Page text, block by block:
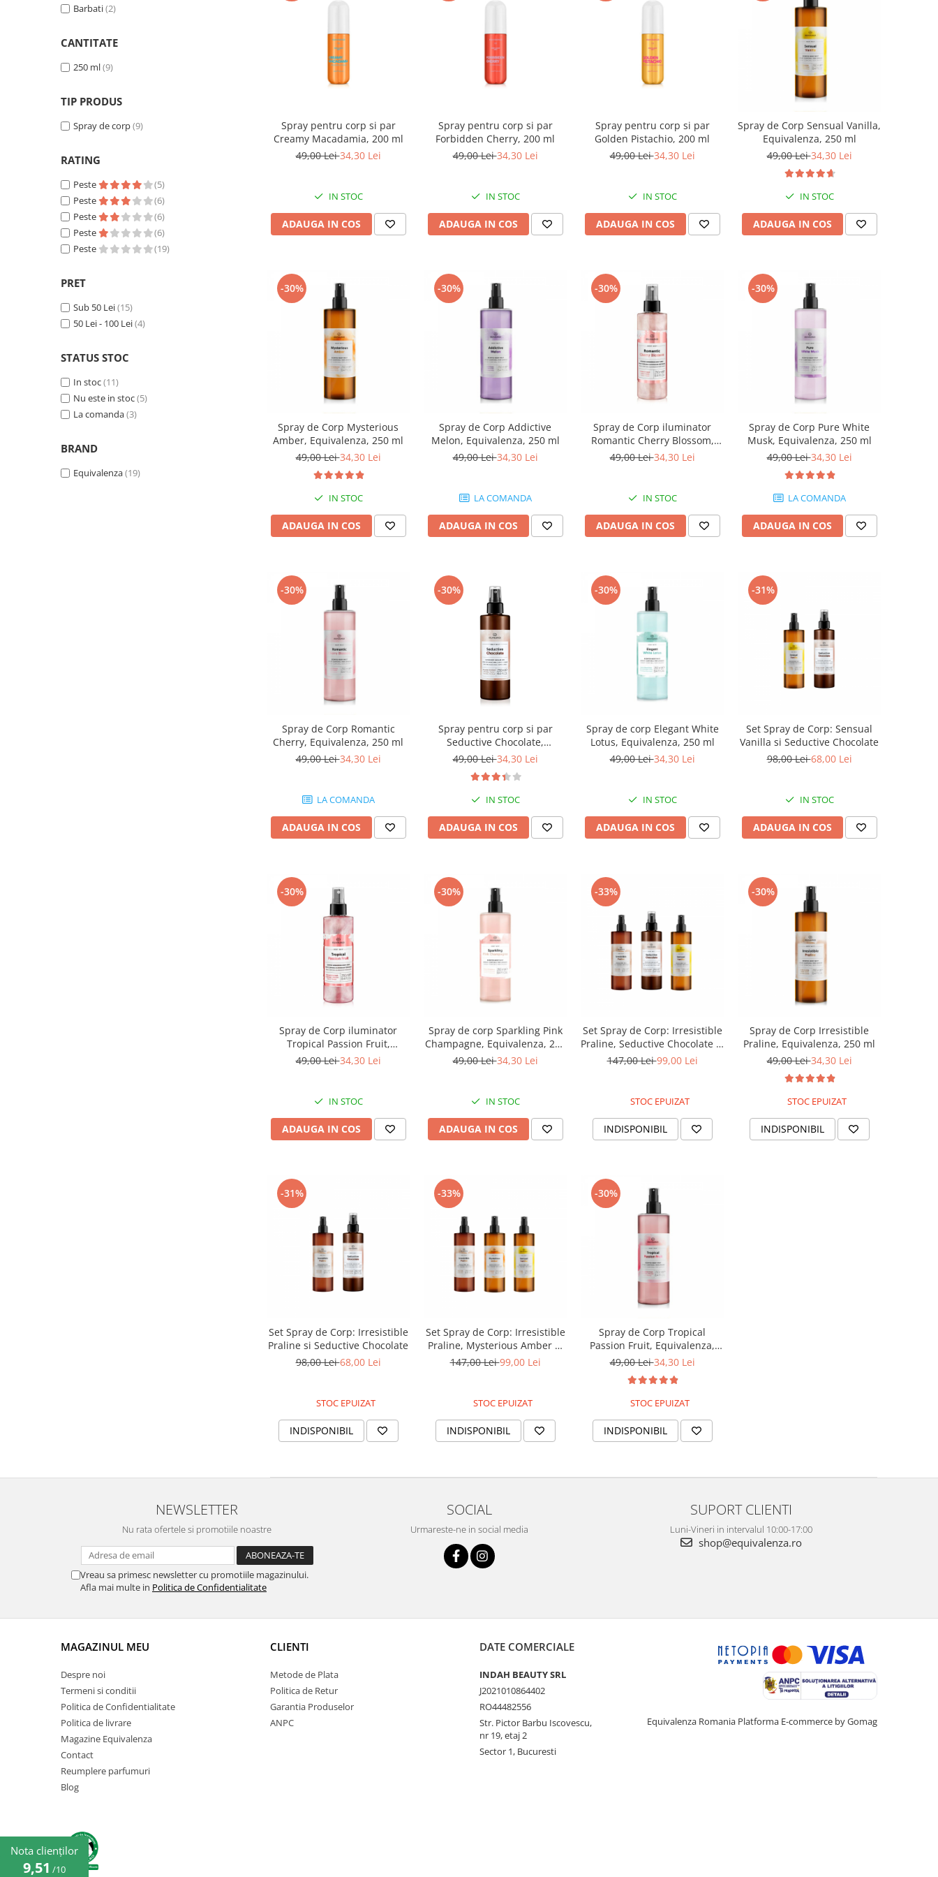
Ulei pentru barba
Barbati(2)
CANTITATE
250 ml(9)
TIP PRODUS
Spray de corp(9)
RATING
Peste
(5)
Peste
(6)
Peste
(6)
Peste
(6)
Peste
(19)
PRET
Sub 50 Lei(15)
50 Lei - 100 Lei(4)
STATUS STOC
In stoc(11)
Nu este in stoc(5)
La comanda(3)
BRAND
Equivalenza(19)
Spray pentru corp si par
Creamy Macadamia, 200 ml
49,00 Lei34,30 Lei
IN STOC
ADAUGA IN COS
Spray pentru corp si par
Forbidden Cherry, 200 ml
49,00 Lei34,30 Lei
IN STOC
ADAUGA IN COS
Spray pentru corp si par
Golden Pistachio, 200 ml
49,00 Lei34,30 Lei
IN STOC
ADAUGA IN COS
Spray de Corp Sensual Vanilla,
Equivalenza, 250 ml
49,00 Lei34,30 Lei
IN STOC
ADAUGA IN COS
-30%
Spray de Corp Mysterious
Amber, Equivalenza, 250 ml
49,00 Lei34,30 Lei
IN STOC
ADAUGA IN COS
-30%
Spray de Corp Addictive
Melon, Equivalenza, 250 ml
49,00 Lei34,30 Lei
LA COMANDA
ADAUGA IN COS
-30%
Spray de Corp iluminator
Romantic Cherry Blossom,
Equivalenza, 250 ml
49,00 Lei34,30 Lei
IN STOC
ADAUGA IN COS
-30%
Spray de Corp Pure White
Musk, Equivalenza, 250 ml
49,00 Lei34,30 Lei
LA COMANDA
ADAUGA IN COS
-30%
Spray de Corp Romantic
Cherry, Equivalenza, 250 ml
49,00 Lei34,30 Lei
LA COMANDA
ADAUGA IN COS
-30%
Spray pentru corp si par
Seductive Chocolate,
Equivalenza, 250 ml
49,00 Lei34,30 Lei
IN STOC
ADAUGA IN COS
-30%
Spray de corp Elegant White
Lotus, Equivalenza, 250 ml
49,00 Lei34,30 Lei
IN STOC
ADAUGA IN COS
-31%
Set Spray de Corp: Sensual
Vanilla si Seductive Chocolate
98,00 Lei68,00 Lei
IN STOC
ADAUGA IN COS
-30%
Spray de Corp iluminator
Tropical Passion Fruit,
Equivalenza, 250 ml
49,00 Lei34,30 Lei
IN STOC
ADAUGA IN COS
-30%
Spray de corp Sparkling Pink
Champagne, Equivalenza, 250
ml
49,00 Lei34,30 Lei
IN STOC
ADAUGA IN COS
-33%
Set Spray de Corp: Irresistible
Praline, Seductive Chocolate si
Sensual Vanilla
147,00 Lei99,00 Lei
STOC EPUIZAT
INDISPONIBIL
-30%
Spray de Corp Irresistible
Praline, Equivalenza, 250 ml
49,00 Lei34,30 Lei
STOC EPUIZAT
INDISPONIBIL
-31%
Set Spray de Corp: Irresistible
Praline si Seductive Chocolate
98,00 Lei68,00 Lei
STOC EPUIZAT
INDISPONIBIL
-33%
Set Spray de Corp: Irresistible
Praline, Mysterious Amber si
Sensual Vanilla
147,00 Lei99,00 Lei
STOC EPUIZAT
INDISPONIBIL
-30%
Spray de Corp Tropical
Passion Fruit, Equivalenza,
250 ml
49,00 Lei34,30 Lei
STOC EPUIZAT
INDISPONIBIL
NEWSLETTER
Nu rata ofertele si promotiile noastre
Vreau sa primesc newsletter cu promotiile magazinului.
Afla mai multe in Politica de Confidentialitate
SOCIAL
Urmareste-ne in social media
SUPORT CLIENTI
Luni-Vineri in intervalul 10:00-17:00
shop@equivalenza.ro
MAGAZINUL MEU
Despre noi
Termeni si conditii
Politica de Confidentialitate
Politica de livrare
Magazine Equivalenza
Contact
Reumplere parfumuri
Blog
CLIENTI
Metode de Plata
Politica de Retur
Garantia Produselor
ANPC
DATE COMERCIALE
INDAH BEAUTY SRL
J2021010864402
RO44482556
Str. Pictor Barbu Iscovescu,
nr 19, etaj 2
Sector 1, Bucuresti
Equivalenza Romania Platforma E-commerce by Gomag
Nota clienților
9,51 /10